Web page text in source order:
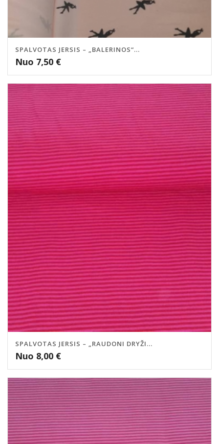
SPALVOTAS JERSIS – „BALERINOS“...
Nuo 7,50 €
SPALVOTAS JERSIS – „RAUDONI DRYŽI...
Nuo 8,00 €